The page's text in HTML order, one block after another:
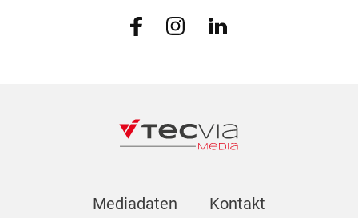
Mediadaten Kontakt